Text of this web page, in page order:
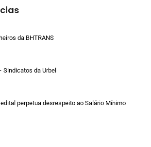
da BHTRANS
Sindicatos da Urbel
edital perpetua desrespeito ao Salário Mínimo